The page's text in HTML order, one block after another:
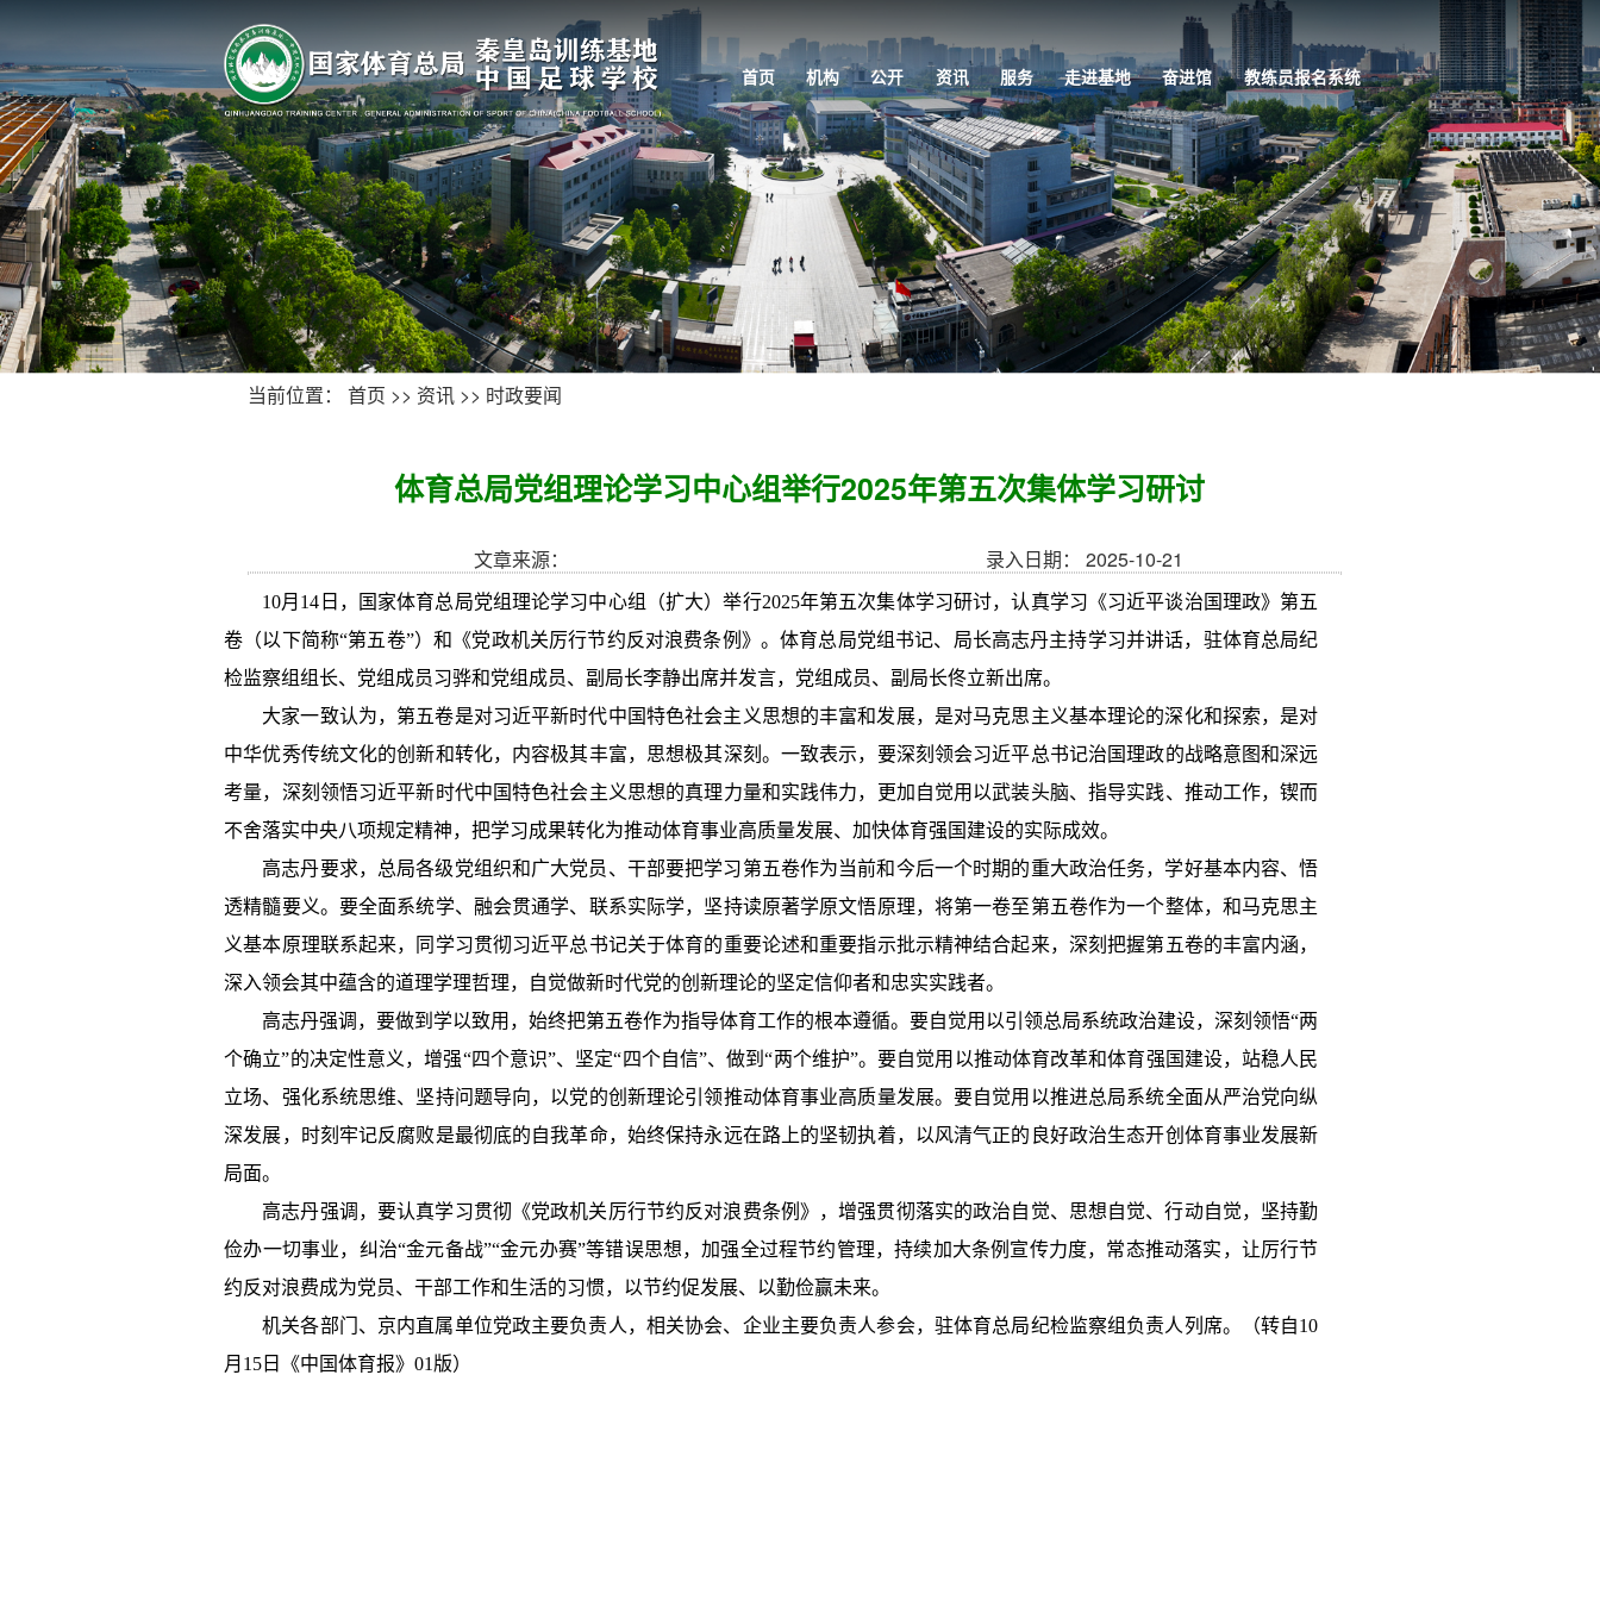
首页 机构 公开 资讯 服务 走进基地 奋进馆 教练员报名系统
当前位置：首页 >> 资讯 >> 时政要闻
体育总局党组理论学习中心组举行2025年第五次集体学习研讨
文章来源： 录入日期： 2025-10-21
10月14日，国家体育总局党组理论学习中心组（扩大）举行2025年第五次集体学习研讨，认真学习《习近平谈治国理政》第五
卷（以下简称“第五卷”）和《党政机关厉行节约反对浪费条例》。体育总局党组书记、局长高志丹主持学习并讲话，驻体育总局纪
检监察组组长、党组成员习骅和党组成员、副局长李静出席并发言，党组成员、副局长佟立新出席。
大家一致认为，第五卷是对习近平新时代中国特色社会主义思想的丰富和发展，是对马克思主义基本理论的深化和探索，是对
中华优秀传统文化的创新和转化，内容极其丰富，思想极其深刻。一致表示，要深刻领会习近平总书记治国理政的战略意图和深远
考量，深刻领悟习近平新时代中国特色社会主义思想的真理力量和实践伟力，更加自觉用以武装头脑、指导实践、推动工作，锲而
不舍落实中央八项规定精神，把学习成果转化为推动体育事业高质量发展、加快体育强国建设的实际成效。
高志丹要求，总局各级党组织和广大党员、干部要把学习第五卷作为当前和今后一个时期的重大政治任务，学好基本内容、悟
透精髓要义。要全面系统学、融会贯通学、联系实际学，坚持读原著学原文悟原理，将第一卷至第五卷作为一个整体，和马克思主
义基本原理联系起来，同学习贯彻习近平总书记关于体育的重要论述和重要指示批示精神结合起来，深刻把握第五卷的丰富内涵，
深入领会其中蕴含的道理学理哲理，自觉做新时代党的创新理论的坚定信仰者和忠实实践者。
高志丹强调，要做到学以致用，始终把第五卷作为指导体育工作的根本遵循。要自觉用以引领总局系统政治建设，深刻领悟“两
个确立”的决定性意义，增强“四个意识”、坚定“四个自信”、做到“两个维护”。要自觉用以推动体育改革和体育强国建设，站稳人民
立场、强化系统思维、坚持问题导向，以党的创新理论引领推动体育事业高质量发展。要自觉用以推进总局系统全面从严治党向纵
深发展，时刻牢记反腐败是最彻底的自我革命，始终保持永远在路上的坚韧执着，以风清气正的良好政治生态开创体育事业发展新
局面。
高志丹强调，要认真学习贯彻《党政机关厉行节约反对浪费条例》，增强贯彻落实的政治自觉、思想自觉、行动自觉，坚持勤
俭办一切事业，纠治“金元备战”“金元办赛”等错误思想，加强全过程节约管理，持续加大条例宣传力度，常态推动落实，让厉行节
约反对浪费成为党员、干部工作和生活的习惯，以节约促发展、以勤俭赢未来。
机关各部门、京内直属单位党政主要负责人，相关协会、企业主要负责人参会，驻体育总局纪检监察组负责人列席。（转自10
月15日《中国体育报》01版）